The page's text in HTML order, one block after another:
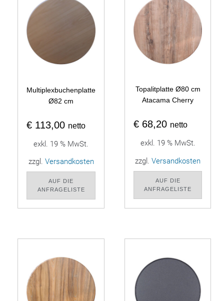
Multiplexbuchenplatte
Ø82 cm
€ 113,00 netto
exkl. 19 % MwSt.
zzgl. Versandkosten
AUF DIE
ANFRAGELISTE
Topalitplatte Ø80 cm
Atacama Cherry
€ 68,20 netto
exkl. 19 % MwSt.
zzgl. Versandkosten
AUF DIE
ANFRAGELISTE